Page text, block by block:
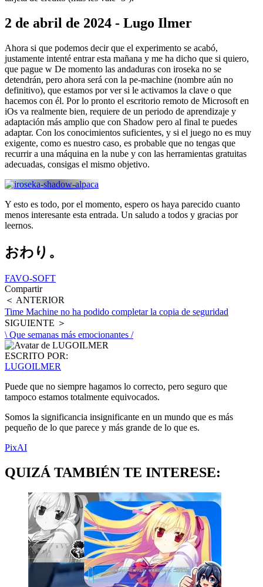
2 de abril de 2024 - Lugo Ilmer
Ahora si que podemos decir que el experimento se acabó,
justamente intenté entrar esta mañana y me ha dicho que si quiero,
que pague w De momento las andaduras con iroseka no se
detendrán, pero ahora será con la pe-machine (nombre aún no
definitivo), que estamos por ver si le activamos la clave o que
hacemos con él. Por lo pronto el escritorio remoto de Microsoft en
iOs va realmente bien, requiere de un periodo de aprendizaje y
adaptación más amplio que con Shadow pero al final te puedes
adaptar. Con los conocimientos suficientes, y si el juego no es muy
exigente, como es nuestro caso, es probable que no tengas que
recurrir a una máquina en la nube y con las herramientas gratuitas
adecuadas, consigas el mismo objetivo.
Y esto es todo, por el momento, espero os haya parecido cuanto
menos interesante esta entrada. Un saludo a todos y gracias por
leernos.
おわり。
FAVO-SOFT
Compartir
＜ ANTERIOR
Time Machine no ha podido completar la copia de seguridad
SIGUIENTE ＞
\ Que semanas más emocionantes /
ESCRITO POR:
LUGOILMER
Puede que no siempre hagamos lo correcto, pero seguro que
tampoco estamos totalmente equivocados.
Somos la significancia insignificante en un mundo que es más
pequeño de lo que parece y más grande de lo que es.
PixAI
QUIZÁ TAMBIÉN TE INTERESE: